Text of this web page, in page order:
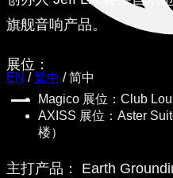
EN / 繁中 / 简中
旗舰音响产品。
展位：
Magico 展位：Club
AXISS 展位：Aster
楼）
主打产品：
Earth